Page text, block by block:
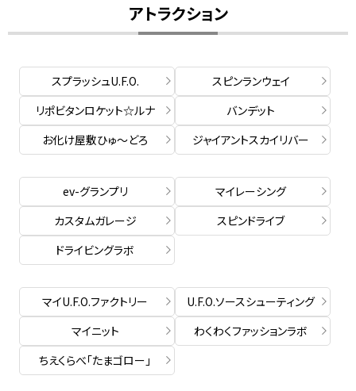
アトラクション
スプラッシュU.F.O.
スピンランウェイ
リポビタンロケット☆ルナ
バンデット
お化け屋敷ひゅ～どろ
ジャイアントスカイリバー
ev-グランプリ
マイレーシング
カスタムガレージ
スピンドライブ
ドライビングラボ
マイU.F.O.ファクトリー
U.F.O.ソースシューティング
マイニット
わくわくファッションラボ
ちえくらべ「たまゴロー」